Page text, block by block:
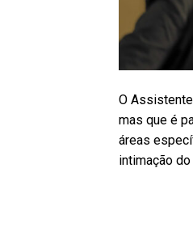
O
mas que é
áreas
intimação